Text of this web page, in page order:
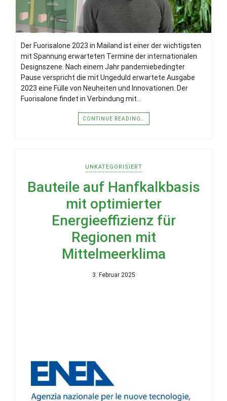
Der Fuorisalone 2023 in Mailand ist einer der wichtigsten
mit Spannung erwarteten Termine der internationalen
Designszene. Nach einem Jahr pandemiebedingter
Pause verspricht die mit Ungeduld erwartete Ausgabe
2023 eine Fülle von Neuheiten und Innovationen. Der
Fuorisalone findet in Verbindung mit…
CONTINUE READING…
UNKATEGORISIERT
Bauteile auf Hanfkalkbasis
mit optimierter
Energieeffizienz für
Regionen mit
Mittelmeerklima
3. Februar 2025